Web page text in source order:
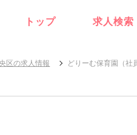
トップ 求人検索
区の求人情報 どりーむ保育園（社